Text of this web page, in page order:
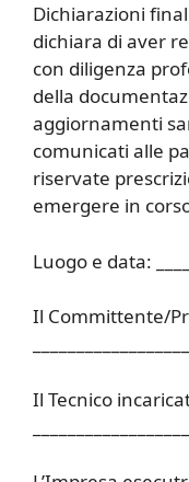
Dichiarazioni
dichiara di aver
con diligenza
della
aggiornamenti
comunicati alle
riservate
emergere in
Luogo e data:
Il Committente/
Il Tecnico